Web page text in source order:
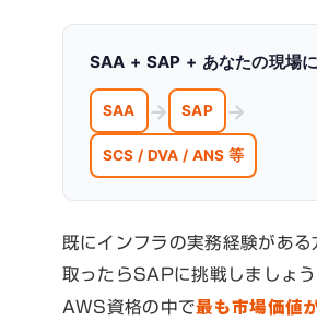
SAA + SAP + あなたの現場
SAA → SAP →
SCS / DVA / ANS 等
既にインフラの実務経験があ
取ったらSAPに挑戦しましょ
AWS資格の中で最も市場価値